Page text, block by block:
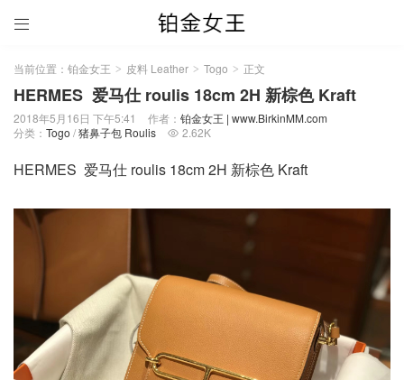

当前位置： 铂金女王 > 皮料 Leather > Togo > 正文
HERMES 爱马仕 roulis 18cm 2H 新棕色 Kraft
2018年5月16日 下午5:41 作者： 铂金女王 | www.BirkinMM.com
分类： Togo /猪鼻子包 Roulis  2.62K
HERMES 爱马仕 roulis 18cm 2H 新棕色 Kraft